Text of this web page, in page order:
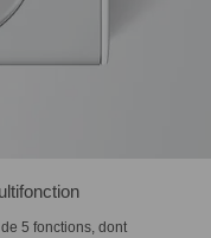
5 fonctions, dont